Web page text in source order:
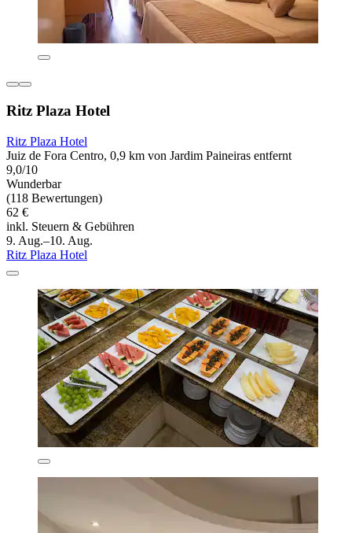
Ritz Plaza Hotel
Ritz Plaza Hotel
Juiz de Fora Centro, 0,9 km von Jardim Paineiras entfernt
9,0/10
Wunderbar
(118 Bewertungen)
62 €
inkl. Steuern & Gebühren
9. Aug.–10. Aug.
Ritz Plaza Hotel